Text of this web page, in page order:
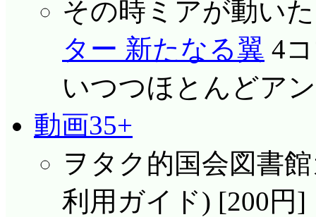
その時ミアが動い
ター 新たなる翼 4
いつつほとんどア
動画35+
ヲタク的国会図書
利用ガイド) [200円